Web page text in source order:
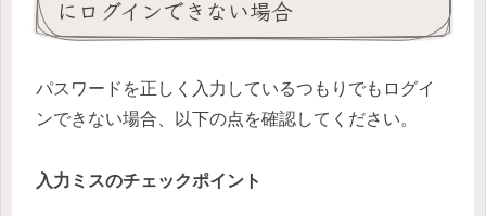
にログインできない場合
パスワードを正しく入力しているつもりでもログイ
ンできない場合、以下の点を確認してください。
入力ミスのチェックポイント